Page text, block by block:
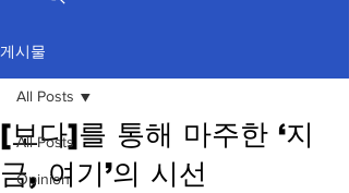
게시물
All Posts
Opinion
All Posts
[보다]를 통해 마주한 ‘지
금, 여기’의 시선